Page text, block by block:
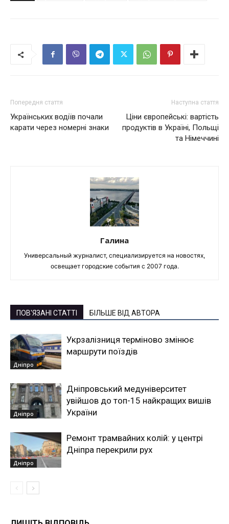
Попередня стаття
Українських водіїв почали
карати через номерні знаки
Наступна стаття
Ціни європейські: вартість
продуктів в Україні, Польщі
та Німеччині
Галина
Универсальный журналист, специализируется на новостях,
освещает городские события с 2007 года.
ПОВ'ЯЗАНІ СТАТТІ БІЛЬШЕ ВІД АВТОРА
Дніпро
Укрзалізниця терміново змінює
маршрути поїздів
Дніпро
Дніпровський медуніверситет
увійшов до топ-15 найкращих вишів
України
Дніпро
Ремонт трамвайних колій: у центрі
Дніпра перекрили рух